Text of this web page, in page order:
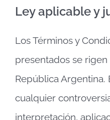
Ley aplicable y
Los Términos y
presentados se
República Argentina.
cualquier
interpretación,